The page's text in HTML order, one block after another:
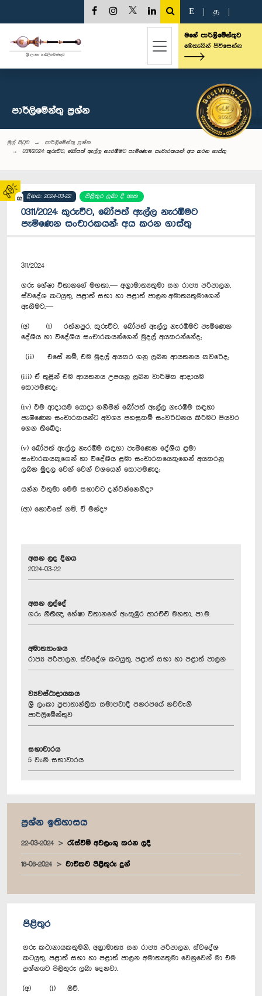
02
E த
මගේ පාර්ලිමේන්තුව
මෙතැනින් පිවිසෙන්න
පාර්ලි‌මේන්තු‌ ප්‍රශ්න
මුල් පිටුව
පාර්ලි‌මේන්තු‌ ප්‍රශ්න
0311/2024: කුරුවිට, බෝපත් ඇල්ල නැරඹීමට පැමිණෙන සංචාරකයන්: අය කරන ගාස්තු
දිනය: 2024-03-22 පිළිතුර ලබා දී ඇත
0311/2024: කුරුවිට, බෝපත් ඇල්ල නැරඹීමට
පැමිණෙන සංචාරකයන්: අය කරන ගාස්තු
311/2024
ගරු හේෂා විතානගේ මහතා,— අග්‍රාමාත්‍යතුමා සහ රාජ්‍ය පරිපාලන,
ස්වදේශ කටයුතු, පළාත් සභා හා පළාත් පාලන අමාත්‍යතුමාගෙන්
ඇසීමට,—
(අ) (i) රත්නපුර, කුරුවිට, බෝපත් ඇල්ල නැරඹීමට පැමිණෙන
දේශීය හා විදේශීය සංචාරකයන්ගෙන් මුදල් අයකරන්නේද;
(ii) එසේ නම්, එම මුදල් අයකර ගනු ලබන ආයතනය කවරේද;
(iii) ඒ තුළින් එම ආයතනය උපයනු ලබන වාර්ෂික ආදායම
කොපමණද;
(iv) එම ආදායම යො‍දා ගනිමින් බෝපත් ඇල්ල නැරඹීම සඳහා
පැමිණෙන සංචාරකයන්ට අවශ්‍ය පහසුකම් සංවර්ධනය කිරීමට පියවර
ගෙන තිබේද;
(v) බෝපත් ඇල්ල නැරඹීම සඳහා පැමිණෙන දේශීය ළමා
සංචාරකයකුගෙන් හා විදේශීය ළමා සංචාරකයෙකුගෙන් අයකරනු
ලබන මුදල වෙන් වෙන් වශයෙන් කොපමණද;
යන්න එතුමා මෙම සභාවට දන්වන්නෙහිද?
(ආ) නොඑසේ නම්, ඒ මන්ද?
අසන ලද දිනය
2024-03-22
අසන ලද්දේ
ගරු නීතිඥ හේෂා විතානගේ අංකුඹුර ආරච්චි මහතා, පා.ම.
අමාත්‍යාංශය
රාජ්‍ය පරිපාලන, ස්වදේශ කටයුතු, පළාත් සභා හා පළාත් පාලන
ව්‍යවස්ථාදායකය
ශ්‍රී ලංකා ප්‍රජාතාන්ත්‍රික සමාජවාදී ජනරජයේ නවවැනි
පාර්ලිමේන්තුව
සභාවාරය
5 වැනි සභාවාරය
ප්‍රශ්න ඉතිහාසය
22-03-2024 රැස්වීම් අවලංගු කරන ලදී
18-06-2024 වාචිකව පිළිතුරු දුන්
පිළිතුර
ගරු කථානායකතුමනි, අග්‍රාමාත්‍ය සහ රාජ්‍ය පරිපාලන, ස්වදේශ
කටයුතු, පළාත් සභා හා පළාත් පාලන අමාත්‍යතුමා වෙනුවෙන් මා එම
ප්‍රශ්නයට පිළිතුරු ලබා දෙනවා.
(අ) (i) ඔව්.